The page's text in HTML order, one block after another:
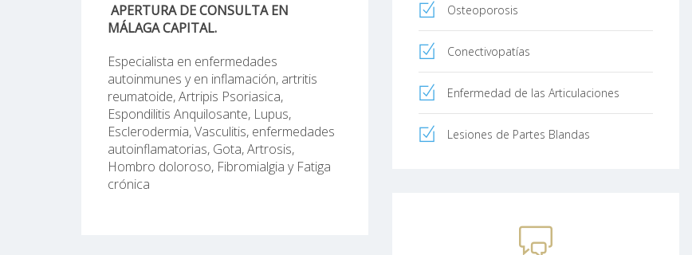
APERTURA DE CONSULTA EN
MÁLAGA CAPITAL.
Especialista en enfermedades
autoinmunes y en inflamación, artritis
reumatoide, Artripis Psoriasica,
Espondilitis Anquilosante, Lupus,
Esclerodermia, Vasculitis, enfermedades
autoinflamatorias, Gota, Artrosis,
Hombro doloroso, Fibromialgia y Fatiga
crónica
Osteoporosis
Conectivopatías
Enfermedad de las Articulaciones
Lesiones de Partes Blandas